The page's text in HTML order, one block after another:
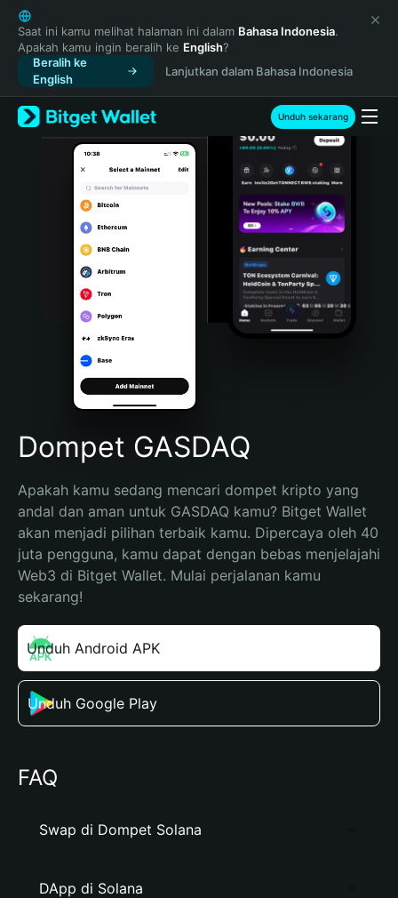
English
日本語
Tiếng Việt
Русский
Español (Latinoamérica)
Türkçe
Italiano
Português (Portugal)
Bahasa Indonesia
Português (Brasil)
Español (Argentina)
Saat ini kamu melihat halaman ini dalam Bahasa Indonesia.
Apakah kamu ingin beralih ke English?
Beralih ke
English
Lanjutkan dalam Bahasa Indonesia
Unduh sekarang
Dompet GASDAQ
Apakah kamu sedang mencari dompet kripto yang
andal dan aman untuk GASDAQ kamu? Bitget Wallet
akan menjadi pilihan terbaik kamu. Dipercaya oleh 40
juta pengguna, kamu dapat dengan bebas menjelajahi
Web3 di Bitget Wallet. Mulai perjalanan kamu
sekarang!
Unduh Android APK
Unduh Google Play
FAQ
Swap di Dompet Solana
DApp di Solana